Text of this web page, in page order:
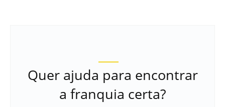
Quer ajuda para encontrar
a franquia certa?